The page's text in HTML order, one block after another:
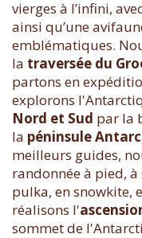
vierges à l’infini,
ainsi qu’une
emblématiques.
la traversée du
partons en
explorons
Nord et Sud par la
la péninsule
meilleurs guides,
randonnée à pied,
pulka, en snowkite,
réalisons l'
sommet de